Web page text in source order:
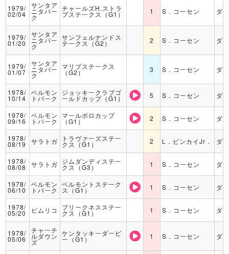
1979/
02/04
サンタア
ニタパー
ク
チャールズH.ストラ
ブステークス（G1） 1 S．コーセン ダ
1979/
01/20
サンタア
ニタパー
ク
サンフェルナンドス
テークス（G2） 2 S．コーセン ダ
1979/
01/07
サンタア
ニタパー
ク
マリブステークス
（G2） 3 S．コーセン ダ
1978/
10/14
ベルモン
トパーク
ジョッキークラブゴ
ールドカップ（G1） 5 S．コーセン ダ
1978/
09/16
ベルモン
トパーク
マールボロカップ
（G1） 2 S．コーセン ダ
1978/
08/19 サラトガ トラヴァーズステー
クス（G1） 2 L．ピンカイJr． ダ
1978/
08/08 サラトガ ジムダンディステー
クス（G3） 1 S．コーセン ダ
1978/
06/10
ベルモン
トパーク
ベルモントステーク
ス（G1） 1 S．コーセン ダ
1978/
05/20 ピムリコ プリークネスステー
クス（G1） 1 S．コーセン ダ
1978/
05/06
チャーチ
ルダウン
ズ
ケンタッキーダービ
ー（G1） 1 S．コーセン ダ